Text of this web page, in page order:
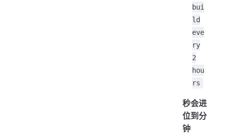
bui
ld
eve
ry
2
hou
rs
秒会进
位到分
钟